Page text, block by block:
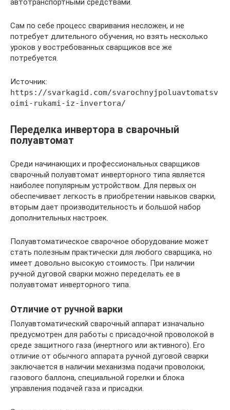
автотранспортными средствами.
Сам по себе процесс сваривания несложен, и не
потребует длительного обучения, но взять несколько
уроков у востребованных сварщиков все же
потребуется.
Источник:
https://svarkagid.com/svarochnyjpoluavtomatsv
oimi-rukami-iz-invertora/
Переделка инвертора в сварочный
полуавтомат
Среди начинающих и профессиональных сварщиков
сварочный полуавтомат инверторного типа является
наиболее популярным устройством. Для первых он
обеспечивает легкость в приобретении навыков сварки,
вторым дает производительность и большой набор
дополнительных настроек.
Полуавтоматическое сварочное оборудование может
стать полезным практически для любого сварщика, но
имеет довольно высокую стоимость. При наличии
ручной дуговой сварки можно переделать ее в
полуавтомат инверторного типа.
Отличие от ручной варки
Полуавтоматический сварочный аппарат изначально
предусмотрен для работы с присадочной проволокой в
среде защитного газа (инертного или активного). Его
отличие от обычного аппарата ручной дуговой сварки
заключается в наличии механизма подачи проволоки,
газового баллона, специальной горелки и блока
управления подачей газа и присадки.